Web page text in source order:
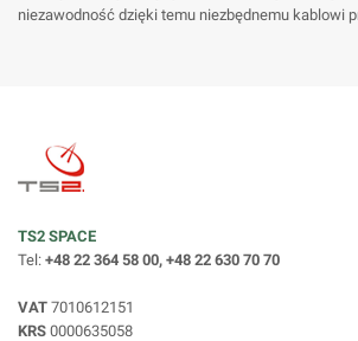
niezawodność dzięki temu niezbędnemu kablowi
TS2 SPACE
Tel: +48 22 364 58 00, +48 22 630 70 70
VAT 7010612151
KRS 0000635058